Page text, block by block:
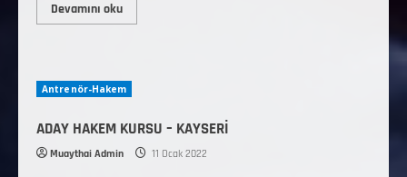
Devamını oku
Antrenör-Hakem
ADAY HAKEM KURSU – KAYSERİ
Muaythai Admin 11 Ocak 2022